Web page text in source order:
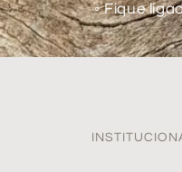
◦ Fique